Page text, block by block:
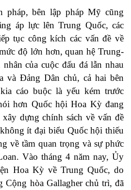
pháp, bên lập pháp Mỹ cũng
áp lực lên Trung Quốc, các
tục công kích các vấn đề về
độ lớn hơn, quan hệ Trung-
của cuộc đấu đá lẫn nhau
và Đảng Dân chủ, cả hai bên
cáo buộc là yếu kém trước
hơn Quốc hội Hoa Kỳ đang
dựng chính sách về vấn đề
ít đại biểu Quốc hội thiếu
về tầm quan trọng và sự phức
Vào tháng 4 năm nay, Ủy
Hoa Kỳ về Trung Quốc, do
hòa Gallagher chủ trì, đã